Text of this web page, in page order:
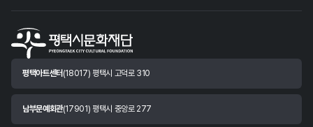
평택아트센터 (18017) 평택시 고덕로 310
남부문예회관(17901) 평택시 중앙로 277